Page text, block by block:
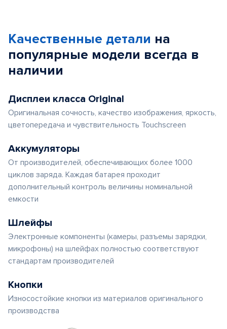
Качественные детали на
популярные модели всегда в
наличии
Дисплеи класса Original
Оригинальная сочность, качество изображения, яркость,
цветопередача и чувствительность Touchscreen
Аккумуляторы
От производителей, обеспечивающих более 1000
циклов заряда. Каждая батарея проходит
дополнительный контроль величины номинальной
емкости
Шлейфы
Электронные компоненты (камеры, разъемы зарядки,
микрофоны) на шлейфах полностью соответствуют
стандартам производителей
Кнопки
Износостойкие кнопки из материалов оригинального
производства